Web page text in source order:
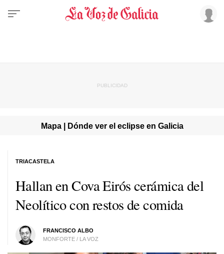
Mapa | Dónde ver el eclipse en Galicia
Hallan en Cova Eirós cerámica del
Neolítico con restos de comida
FRANCISCO ALBO
MONFORTE / LA VOZ
TRIACASTELA